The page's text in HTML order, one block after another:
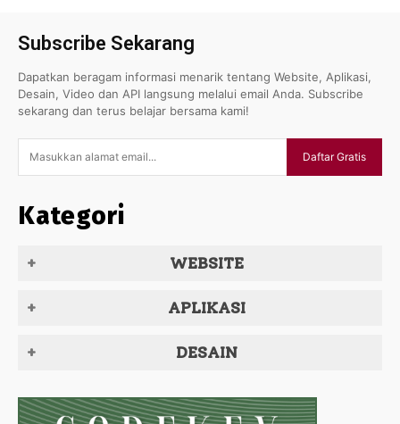
Subscribe Sekarang
Dapatkan beragam informasi menarik tentang Website, Aplikasi,
Desain, Video dan API langsung melalui email Anda. Subscribe
sekarang dan terus belajar bersama kami!
Daftar Gratis
Kategori
WEBSITE
APLIKASI
DESAIN